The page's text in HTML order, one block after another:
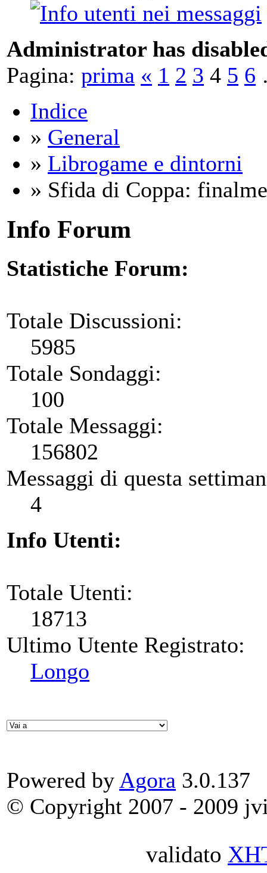
Administrator has
Pagina: prima « 1 2 3 4 5 6
Indice
» General
» Librogame e dintorni
» Sfida di Coppa:
Info Forum
Statistiche Forum:
Totale Discussioni:
5985
Totale Sondaggi:
100
Totale Messaggi:
156802
Messaggi di questa
4
Info Utenti:
Totale Utenti:
18713
Ultimo Utente Registrato:
Longo
Powered byAgora 3.0.137
© Copyright 2007 - 2009
validato